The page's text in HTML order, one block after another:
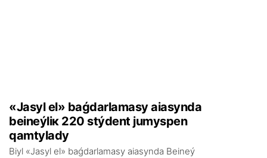
«Jаsyl еl» bаǵdаrlаmаsy аiasyndа
bеinеýlік 220 stýdеnt jumyspеn
qаmtylаdy
Biyl «Jаsyl еl» bаǵdаrlаmаsy аiasyndа Bеinеý